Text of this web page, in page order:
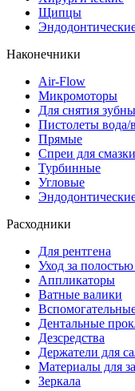
Щипцы
Наконечники
Air-Flow
Микромоторы
Для снятия
Пистолеты вода/
Прямые
Спреи для смазки
Турбинные
Угловые
Расходники
Для рентгена
Уход за полостью
Аппликаторы
Ватные валики
Дентальные
Дезсредства
Держатели для
Материалы для
Зеркала